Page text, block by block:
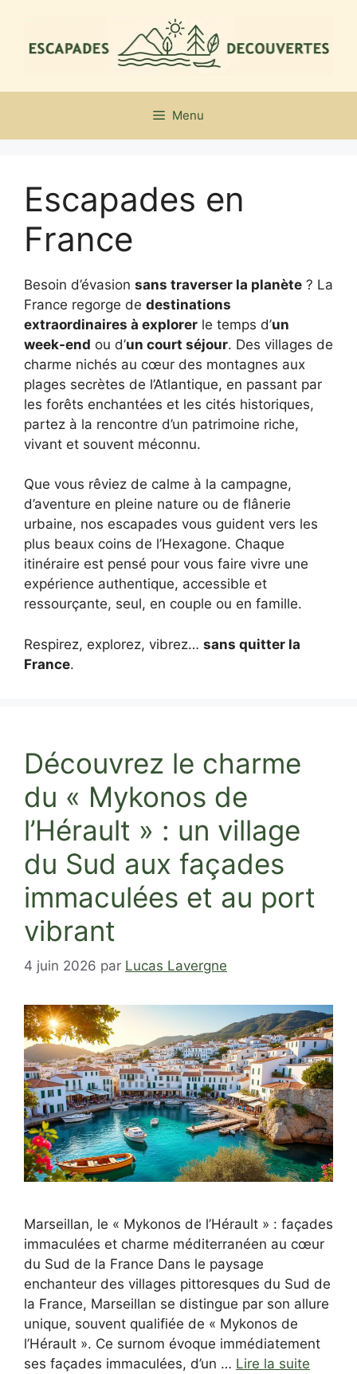
contenu
Menu
Escapades en
France
Besoin d’évasion sans traverser la planète ? La
France regorge de destinations
extraordinaires à explorer le temps d’un
week-end ou d’un court séjour. Des villages de
charme nichés au cœur des montagnes aux
plages secrètes de l’Atlantique, en passant par
les forêts enchantées et les cités historiques,
partez à la rencontre d’un patrimoine riche,
vivant et souvent méconnu.
Que vous rêviez de calme à la campagne,
d’aventure en pleine nature ou de flânerie
urbaine, nos escapades vous guident vers les
plus beaux coins de l’Hexagone. Chaque
itinéraire est pensé pour vous faire vivre une
expérience authentique, accessible et
ressourçante, seul, en couple ou en famille.
Respirez, explorez, vibrez… sans quitter la
France.
Découvrez le charme
du « Mykonos de
l’Hérault » : un village
du Sud aux façades
immaculées et au port
vibrant
4 juin 2026 par Lucas Lavergne
Marseillan, le « Mykonos de l’Hérault » : façades
immaculées et charme méditerranéen au cœur
du Sud de la France Dans le paysage
enchanteur des villages pittoresques du Sud de
la France, Marseillan se distingue par son allure
unique, souvent qualifiée de « Mykonos de
l’Hérault ». Ce surnom évoque immédiatement
ses façades immaculées, d’un … Lire la suite